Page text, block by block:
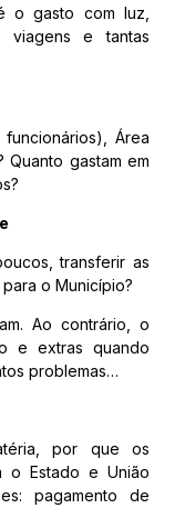
o gasto com luz,
viagens e tantas
Área
Quanto gastam em
transferir as
o Município?
Ao contrário, o
e extras quando
problemas…
por que os
o Estado e União
pagamento de